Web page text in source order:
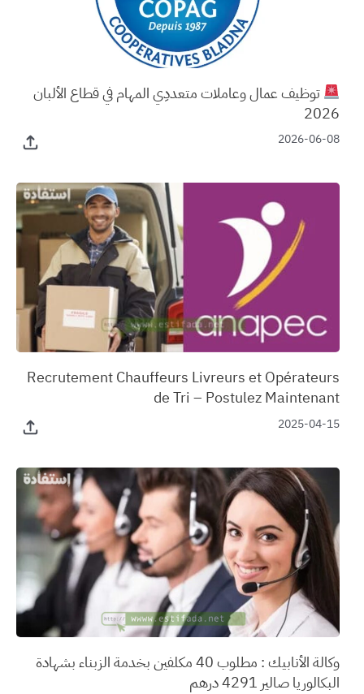
توظيف عمال وعاملات متعددِي المهام في قطاع الألبان
2026
2026-06-08
‏Recrutement Chauffeurs Livreurs et Opérateurs
de Tri – Postulez Maintenant
2025-04-15
وكالة الأنابيك : مطلوب 40 مكلفين بخدمة الزبناء بشهادة
البكالوريا صالير 4291 درهم